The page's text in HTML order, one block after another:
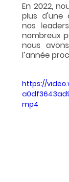
En 2022,
plus d'une
nos
nombreux
nous
l’année
https://
mp4